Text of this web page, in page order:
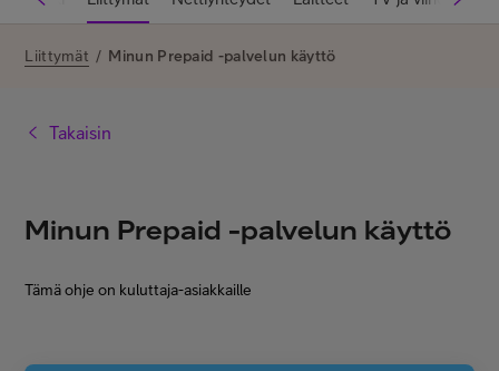
Liittymät / Minun Prepaid -palvelun käyttö
Takaisin
Minun Prepaid -palvelun käyttö
Tämä ohje on kuluttaja-asiakkaille